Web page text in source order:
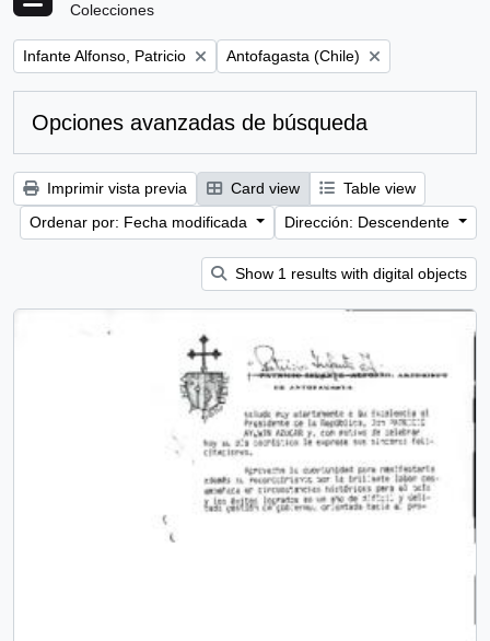
Colecciones
Remove filter:
Infante Alfonso, Patricio Remove filter:
Antofagasta (Chile)
Opciones avanzadas de búsqueda
Imprimir vista previa Card view
Table view
Ordenar por: Fecha modificada
Dirección: Descendente
Show 1 results with digital objects